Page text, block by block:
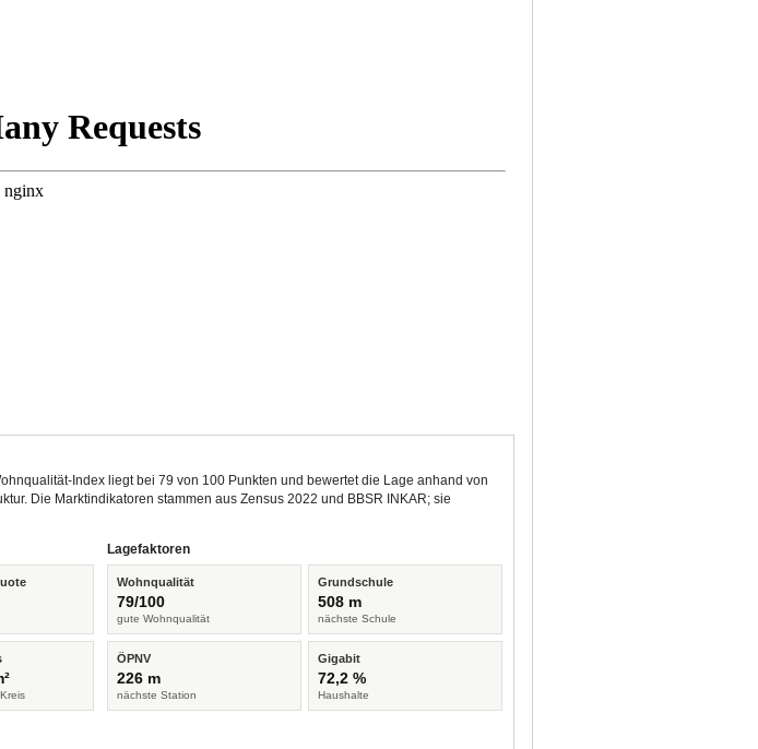
Index liegt bei 79 von 100 Punkten und bewertet die Lage anhand von
Die Marktindikatoren stammen aus Zensus 2022 und BBSR INKAR; sie
Lagefaktoren
Wohnqualität
79/100
gute Wohnqualität
Grundschule
508 m
nächste Schule
ÖPNV
226 m
nächste Station
Gigabit
72,2 %
Haushalte